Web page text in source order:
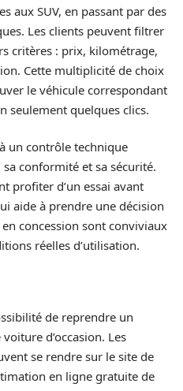
aux SUV, en passant par des
Les clients peuvent filtrer
critères : prix, kilométrage,
Cette multiplicité de choix
le véhicule correspondant
seulement quelques clics.
un contrôle technique
conformité et sa sécurité.
profiter d’un essai avant
aide à prendre une décision
concession sont conviviaux
réelles d’utilisation.
de reprendre un
d’occasion. Les
se rendre sur le site de
en ligne gratuite de